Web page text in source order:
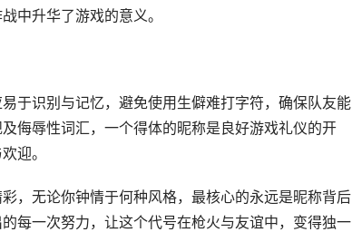
中升华了游戏的意义。
于识别与记忆，避免使用生僻难打字符，确保队友能
侮辱性词汇，一个得体的昵称是良好游戏礼仪的开
迎。
，无论你钟情于何种风格，最核心的永远是昵称背后
每一次努力，让这个代号在枪火与友谊中，变得独一